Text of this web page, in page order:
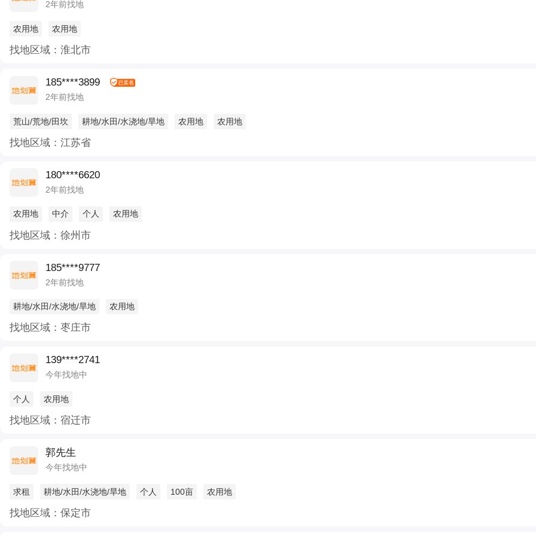
2年前找地
农用地 农用地
找地区域：淮北市
185****3899
2年前找地
荒山/荒地/田坎 耕地/水田/水浇地/旱地 农用地 农用地
找地区域：江苏省
180****6620
2年前找地
农用地 中介 个人 农用地
找地区域：徐州市
185****9777
2年前找地
耕地/水田/水浇地/旱地 农用地
找地区域：枣庄市
139****2741
今年找地中
个人 农用地
找地区域：宿迁市
郭先生
今年找地中
求租 耕地/水田/水浇地/旱地 个人 100亩 农用地
找地区域：保定市